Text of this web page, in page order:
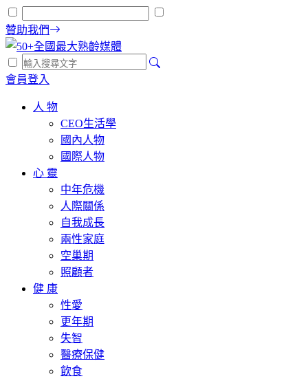
贊助我們
會員登入
人 物
CEO生活學
國內人物
國際人物
心 靈
中年危機
人際關係
自我成長
兩性家庭
空巢期
照顧者
健 康
性愛
更年期
失智
醫療保健
飲食